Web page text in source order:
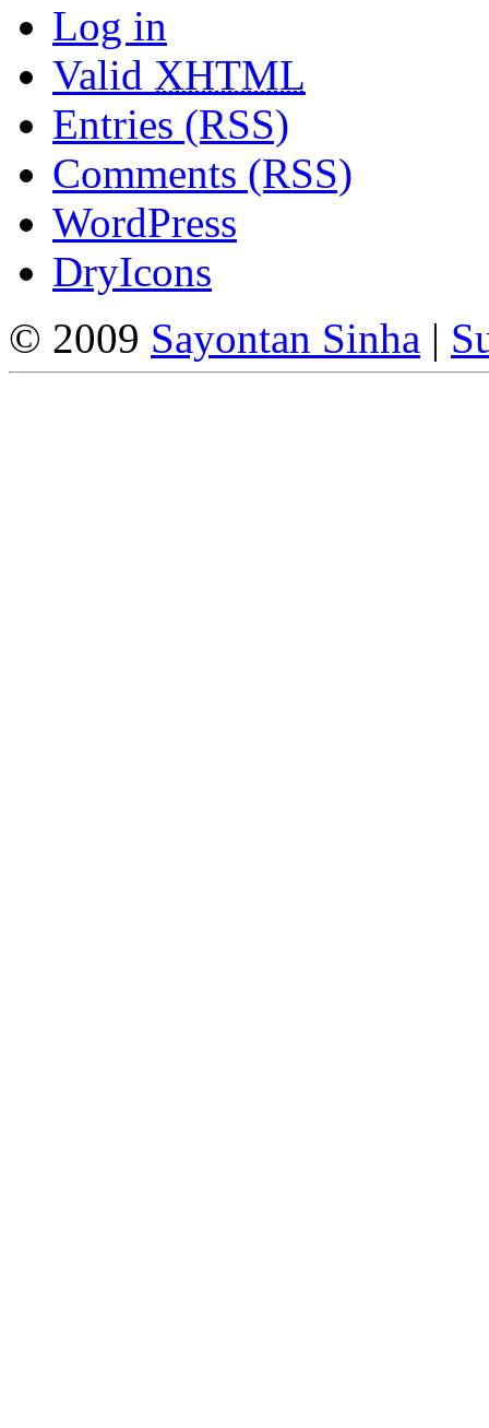
Log in
Valid XHTML
Entries (RSS)
Comments (RSS)
WordPress
DryIcons
© 2009 Sayontan Sinha |